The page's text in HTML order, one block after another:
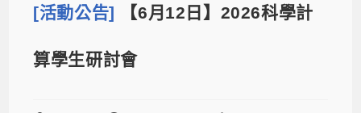
[活動公告] 【6月12日】2026科學計
算學生研討會